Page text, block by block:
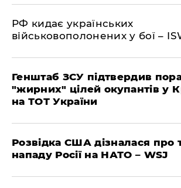
РФ кидає українських
військовополонених у бої –
Генштаб ЗСУ підтвердив
"жирних" цілей окупантів у
на ТОТ України
Розвідка США дізналася про
нападу Росії на НАТО – WSJ